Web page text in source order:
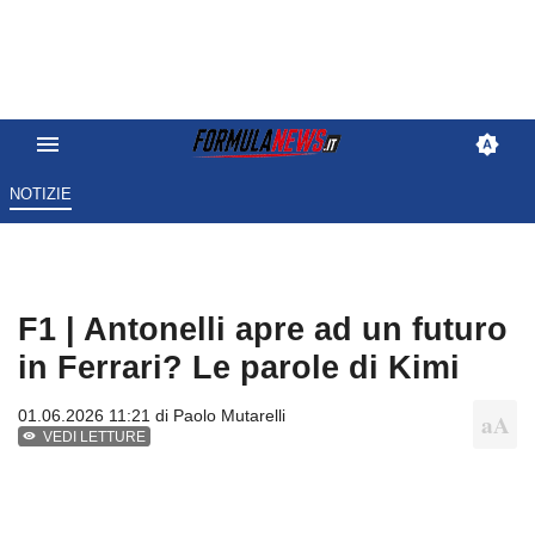
NOTIZIE
F1 | Antonelli apre ad un futuro
in Ferrari? Le parole di Kimi
01.06.2026 11:21 di Paolo Mutarelli
VEDI LETTURE